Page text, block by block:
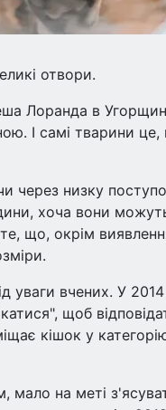
отвори.
Лоранда в
І самі тварини
через низку
хоча вони
що, окрім
уваги вчених. У
щоб
кішок у
мало на меті